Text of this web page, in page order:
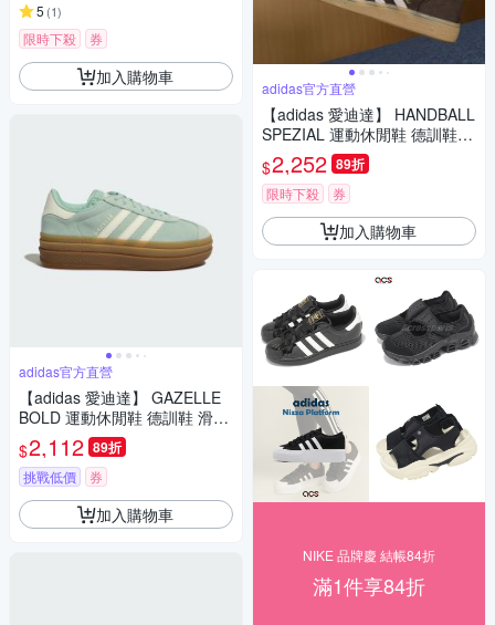
5 (1)
限時下殺 券
加入購物車
adidas官方直營
【adidas 愛迪達】 GAZELLE
BOLD 運動休閒鞋 德訓鞋 滑板
復古 厚底鞋 女 - Originals JS3
902
$2,112 89折
挑戰低價 券
加入購物車
adidas官方直營
【adidas 愛迪達】 HANDBALL
SPEZIAL 運動休閒鞋 德訓鞋
滑板 復古 女鞋 - Originals JR0
852
$2,252 89折
限時下殺 券
加入購物車
NIKE 品牌慶 結帳84折
滿1件享84折